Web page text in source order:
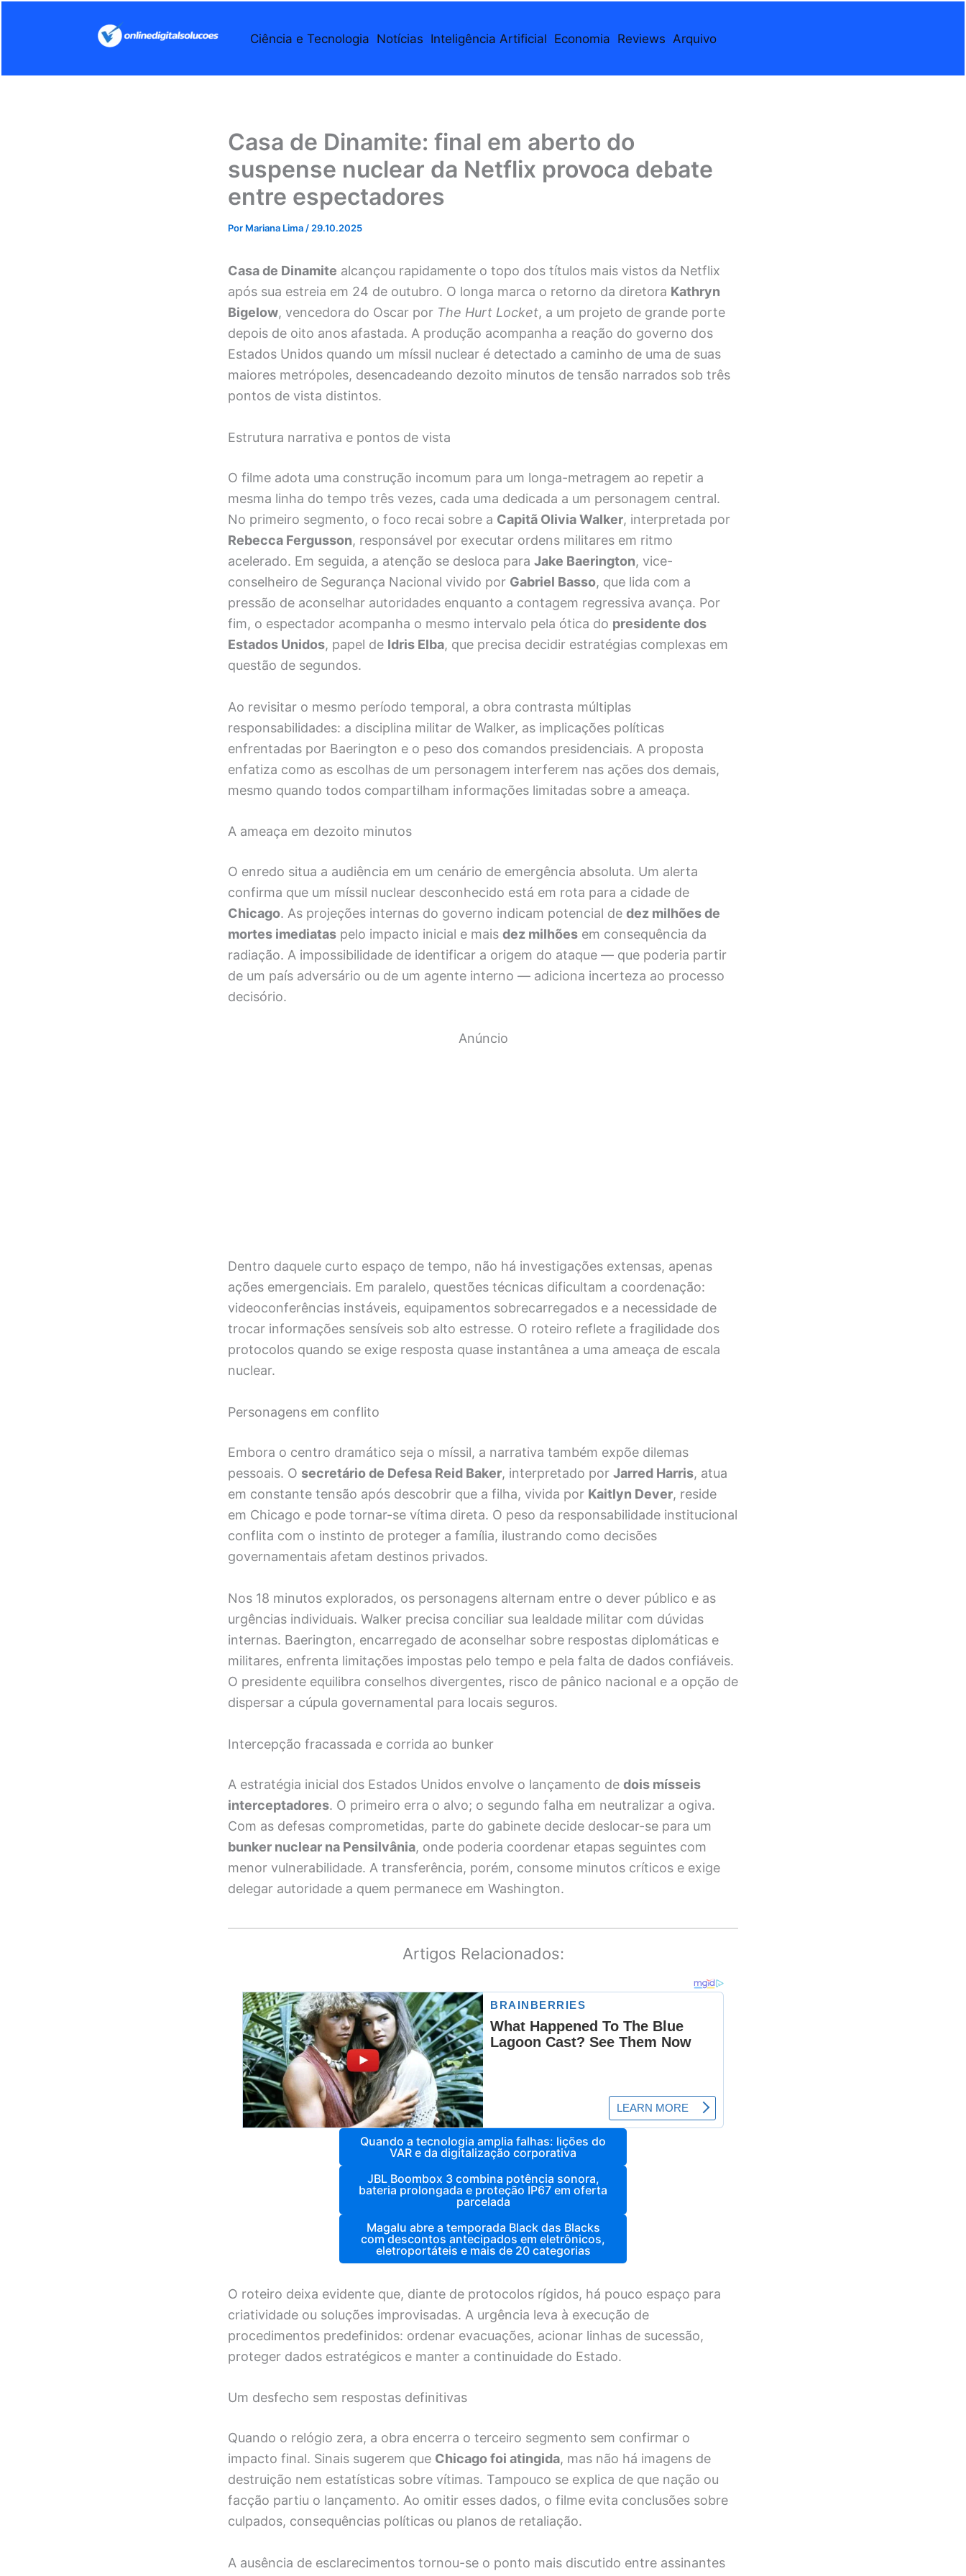
conteúdo
Ciência e Tecnologia Notícias Inteligência Artificial Economia Reviews Arquivo
Casa de Dinamite: final em aberto do
suspense nuclear da Netflix provoca debate
entre espectadores
Por Mariana Lima / 29.10.2025
Casa de Dinamite alcançou rapidamente o topo dos títulos mais vistos da Netflix
após sua estreia em 24 de outubro. O longa marca o retorno da diretora Kathryn
Bigelow, vencedora do Oscar por The Hurt Locket, a um projeto de grande porte
depois de oito anos afastada. A produção acompanha a reação do governo dos
Estados Unidos quando um míssil nuclear é detectado a caminho de uma de suas
maiores metrópoles, desencadeando dezoito minutos de tensão narrados sob três
pontos de vista distintos.
Estrutura narrativa e pontos de vista
O filme adota uma construção incomum para um longa-metragem ao repetir a
mesma linha do tempo três vezes, cada uma dedicada a um personagem central.
No primeiro segmento, o foco recai sobre a Capitã Olivia Walker, interpretada por
Rebecca Fergusson, responsável por executar ordens militares em ritmo
acelerado. Em seguida, a atenção se desloca para Jake Baerington, vice-
conselheiro de Segurança Nacional vivido por Gabriel Basso, que lida com a
pressão de aconselhar autoridades enquanto a contagem regressiva avança. Por
fim, o espectador acompanha o mesmo intervalo pela ótica do presidente dos
Estados Unidos, papel de Idris Elba, que precisa decidir estratégias complexas em
questão de segundos.
Ao revisitar o mesmo período temporal, a obra contrasta múltiplas
responsabilidades: a disciplina militar de Walker, as implicações políticas
enfrentadas por Baerington e o peso dos comandos presidenciais. A proposta
enfatiza como as escolhas de um personagem interferem nas ações dos demais,
mesmo quando todos compartilham informações limitadas sobre a ameaça.
A ameaça em dezoito minutos
O enredo situa a audiência em um cenário de emergência absoluta. Um alerta
confirma que um míssil nuclear desconhecido está em rota para a cidade de
Chicago. As projeções internas do governo indicam potencial de dez milhões de
mortes imediatas pelo impacto inicial e mais dez milhões em consequência da
radiação. A impossibilidade de identificar a origem do ataque — que poderia partir
de um país adversário ou de um agente interno — adiciona incerteza ao processo
decisório.
Anúncio
Dentro daquele curto espaço de tempo, não há investigações extensas, apenas
ações emergenciais. Em paralelo, questões técnicas dificultam a coordenação:
videoconferências instáveis, equipamentos sobrecarregados e a necessidade de
trocar informações sensíveis sob alto estresse. O roteiro reflete a fragilidade dos
protocolos quando se exige resposta quase instantânea a uma ameaça de escala
nuclear.
Personagens em conflito
Embora o centro dramático seja o míssil, a narrativa também expõe dilemas
pessoais. O secretário de Defesa Reid Baker, interpretado por Jarred Harris, atua
em constante tensão após descobrir que a filha, vivida por Kaitlyn Dever, reside
em Chicago e pode tornar-se vítima direta. O peso da responsabilidade institucional
conflita com o instinto de proteger a família, ilustrando como decisões
governamentais afetam destinos privados.
Nos 18 minutos explorados, os personagens alternam entre o dever público e as
urgências individuais. Walker precisa conciliar sua lealdade militar com dúvidas
internas. Baerington, encarregado de aconselhar sobre respostas diplomáticas e
militares, enfrenta limitações impostas pelo tempo e pela falta de dados confiáveis.
O presidente equilibra conselhos divergentes, risco de pânico nacional e a opção de
dispersar a cúpula governamental para locais seguros.
Intercepção fracassada e corrida ao bunker
A estratégia inicial dos Estados Unidos envolve o lançamento de dois mísseis
interceptadores. O primeiro erra o alvo; o segundo falha em neutralizar a ogiva.
Com as defesas comprometidas, parte do gabinete decide deslocar-se para um
bunker nuclear na Pensilvânia, onde poderia coordenar etapas seguintes com
menor vulnerabilidade. A transferência, porém, consome minutos críticos e exige
delegar autoridade a quem permanece em Washington.
Artigos Relacionados:
Quando a tecnologia amplia falhas: lições do
VAR e da digitalização corporativa
JBL Boombox 3 combina potência sonora,
bateria prolongada e proteção IP67 em oferta
parcelada
Magalu abre a temporada Black das Blacks
com descontos antecipados em eletrônicos,
eletroportáteis e mais de 20 categorias
O roteiro deixa evidente que, diante de protocolos rígidos, há pouco espaço para
criatividade ou soluções improvisadas. A urgência leva à execução de
procedimentos predefinidos: ordenar evacuações, acionar linhas de sucessão,
proteger dados estratégicos e manter a continuidade do Estado.
Um desfecho sem respostas definitivas
Quando o relógio zera, a obra encerra o terceiro segmento sem confirmar o
impacto final. Sinais sugerem que Chicago foi atingida, mas não há imagens de
destruição nem estatísticas sobre vítimas. Tampouco se explica de que nação ou
facção partiu o lançamento. Ao omitir esses dados, o filme evita conclusões sobre
culpados, consequências políticas ou planos de retaliação.
A ausência de esclarecimentos tornou-se o ponto mais discutido entre assinantes